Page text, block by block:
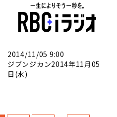
2014/11/05 9:00
ジブンジカン2014年11月05
日(水)